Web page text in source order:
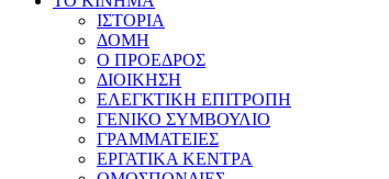
ΙΣΤΟΡΙΑ
ΔΟΜΗ
Ο ΠΡΟΕΔΡΟΣ
ΔΙΟΙΚΗΣΗ
ΕΛΕΓΚΤΙΚΗ ΕΠΙΤΡΟΠΗ
ΓΕΝΙΚΟ ΣΥΜΒΟΥΛΙΟ
ΓΡΑΜΜΑΤΕΙΕΣ
ΕΡΓΑΤΙΚΑ ΚΕΝΤΡΑ